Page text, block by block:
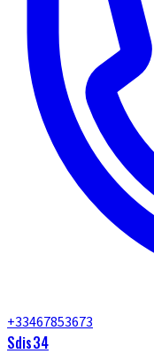
+33467853673
Sdis34